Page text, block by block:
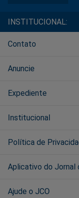
INSTITUCIONAL:
Contato
Anuncie
Expediente
Institucional
Política de
Aplicativo do Jornal
Ajude o JCO